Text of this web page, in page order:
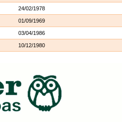
24/02/1978
01/09/1969
03/04/1986
10/12/1980